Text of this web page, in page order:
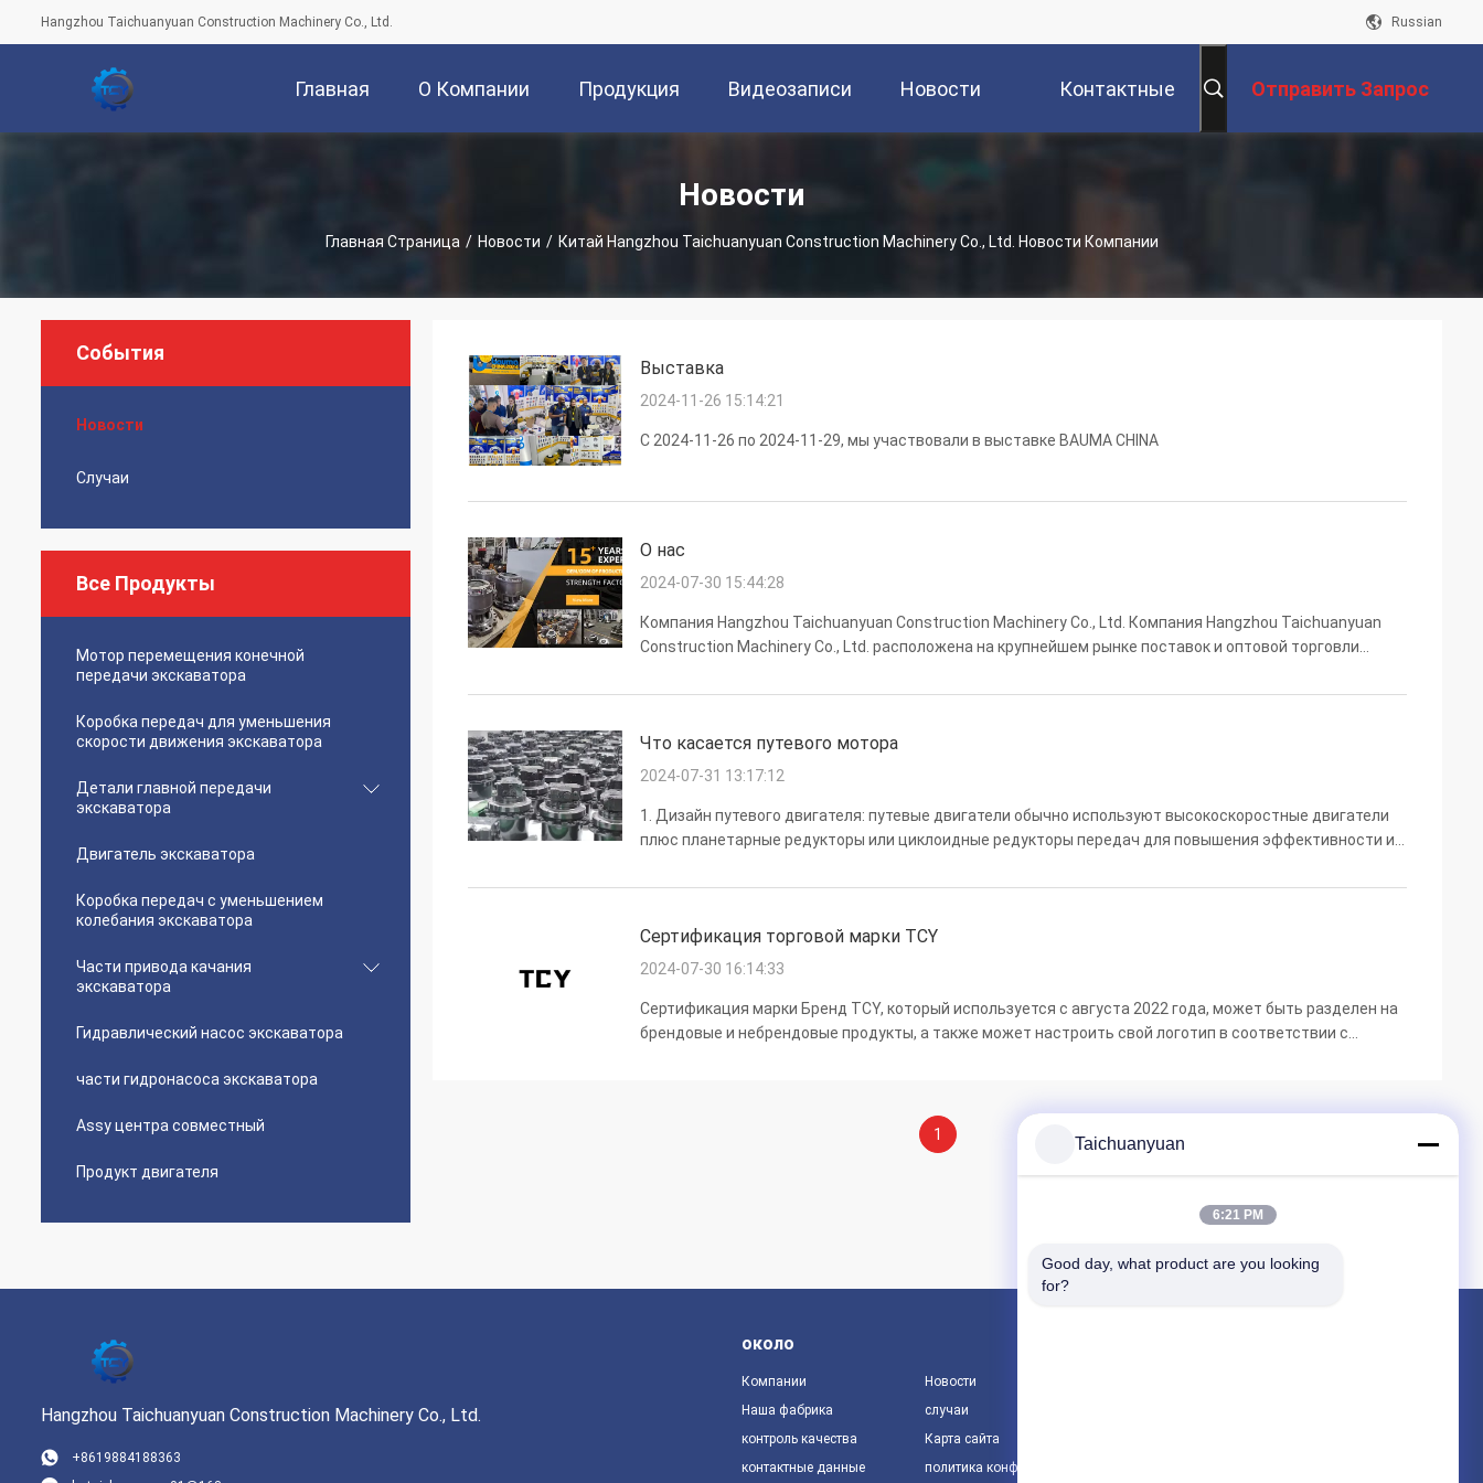
Hangzhou Taichuanyuan Construction Machinery Co., Ltd. Russian
Главная О Компании Продукция Видеозаписи Новости Контактные Отправить Запрос
Новости
Главная Страница / Новости / Китай Hangzhou Taichuanyuan Construction Machinery Co., Ltd. Новости Компании
События
Новости
Случаи
Все Продукты
Мотор перемещения конечной
передачи экскаватора
Коробка передач для уменьшения
скорости движения экскаватора
Детали главной передачи
экскаватора
Двигатель экскаватора
Коробка передач с уменьшением
колебания экскаватора
Части привода качания
экскаватора
Гидравлический насос экскаватора
части гидронасоса экскаватора
Assy центра совместный
Продукт двигателя
Выставка
2024-11-26 15:14:21
С 2024-11-26 по 2024-11-29, мы участвовали в выставке BAUMA CHINA
О нас
2024-07-30 15:44:28
Компания Hangzhou Taichuanyuan Construction Machinery Co., Ltd. Компания Hangzhou Taichuanyuan
Construction Machinery Co., Ltd. расположена на крупнейшем рынке поставок и оптовой торговли
площадь 2Вблизи м...
Что касается путевого мотора
2024-07-31 13:17:12
1. Дизайн путевого двигателя: путевые двигатели обычно используют высокоскоростные двигатели
плюс планетарные редукторы или циклоидные редукторы передач для повышения эффективности и
давления для автоматической ре...
Сертификация торговой марки TCY
2024-07-30 16:14:33
Сертификация марки Бренд TCY, который используется с августа 2022 года, может быть разделен на
брендовые и небрендовые продукты, а также может настроить свой логотип в соответствии с
1
Hangzhou Taichuanyuan Construction Machinery Co., Ltd.
+8619884188363
около
Компании
Наша фабрика
контроль качества
контактные данные
Новости
случаи
Карта сайта
политика конфиденциальности
Taichuanyuan
6:21 PM
Good day, what product are you looking
for?